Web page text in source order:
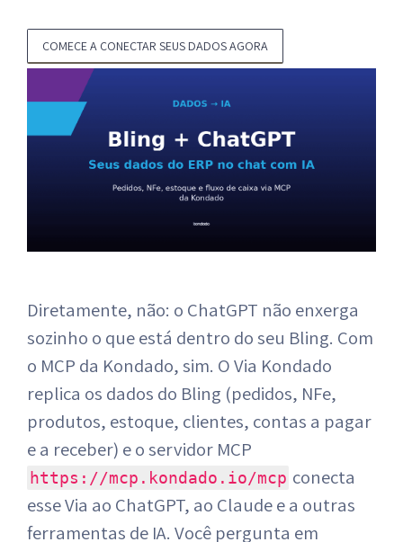
COMECE A CONECTAR SEUS DADOS AGORA
Diretamente, não: o ChatGPT não enxerga
sozinho o que está dentro do seu Bling. Com
o MCP da Kondado, sim. O Via Kondado
replica os dados do Bling (pedidos, NFe,
produtos, estoque, clientes, contas a pagar
e a receber) e o servidor MCP
https://mcp.kondado.io/mcp conecta
esse Via ao ChatGPT, ao Claude e a outras
ferramentas de IA. Você pergunta em